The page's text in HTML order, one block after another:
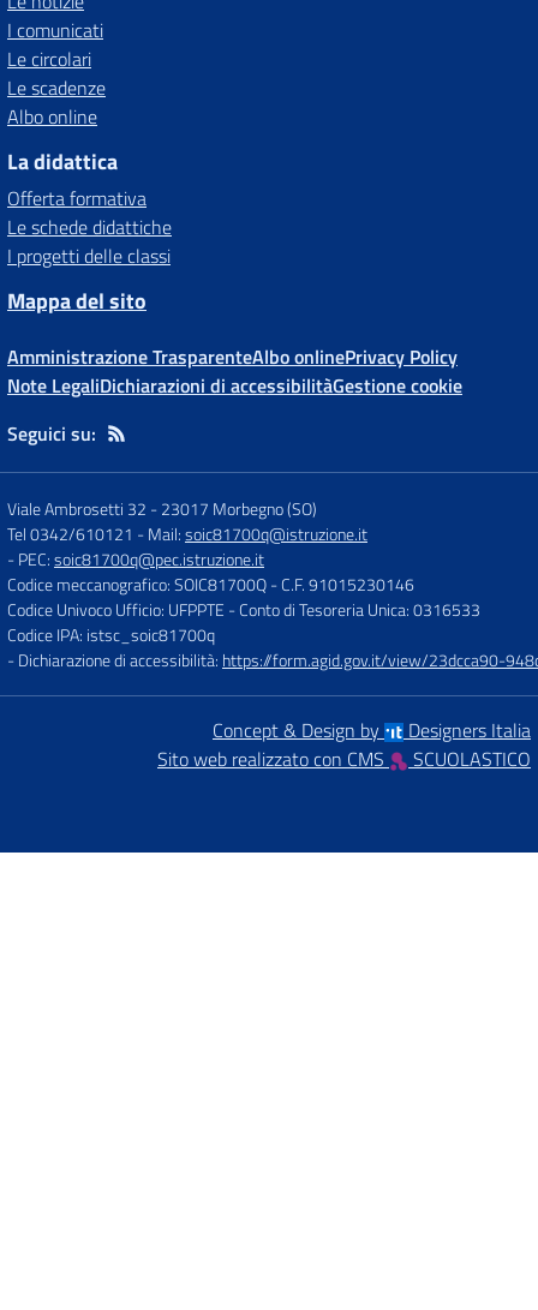
I comunicati
Le circolari
Le scadenze
Albo online
La didattica
Offerta formativa
Le schede didattiche
I progetti delle classi
Mappa del sito
Amministrazione TrasparenteAlbo onlinePrivacy Policy
Note LegaliDichiarazioni di accessibilitàGestione cookie
Seguici su:
Viale Ambrosetti 32 -23017 Morbegno (SO)
Tel 0342/610121 - Mail:soic81700q@istruzione.it
- PEC:soic81700q@pec.istruzione.it
Codice meccanografico: SOIC81700Q- C.F. 91015230146
Codice Univoco Ufficio: UFPPTE - Conto di Tesoreria Unica: 0316533
Codice IPA: istsc_soic81700q
- Dichiarazione di accessibilità: https://form.agid.gov.it/view/23dcca90-
Concept & Design by
Designers Italia
Sito web realizzato con CMS
SCUOLASTICO